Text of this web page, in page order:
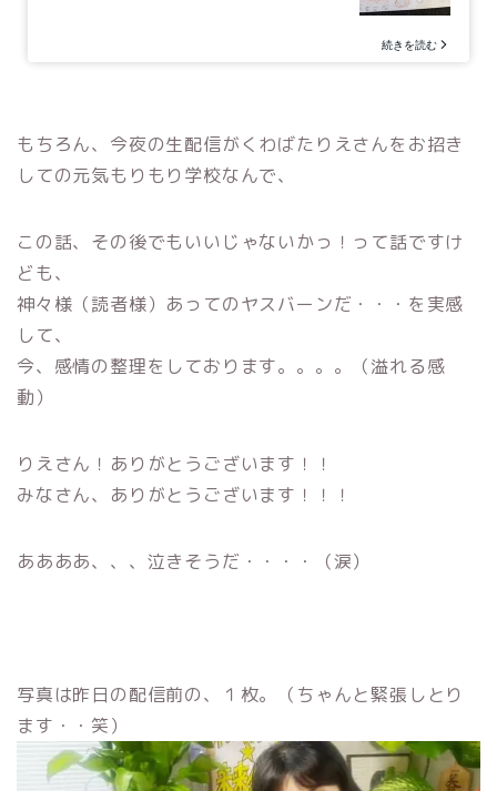
もちろん、今夜の生配信がくわばたりえさんをお招き
しての元気もりもり学校なんで、
この話、その後でもいいじゃないかっ！って話ですけ
ども、
神々様（読者様）あってのヤスバーンだ・・・を実感
して、
今、感情の整理をしております。。。。（溢れる感
動）
りえさん！ありがとうございます！！
みなさん、ありがとうございます！！！
ああああ、、、泣きそうだ・・・・（涙）
写真は昨日の配信前の、１枚。（ちゃんと緊張しとり
ます・・笑）